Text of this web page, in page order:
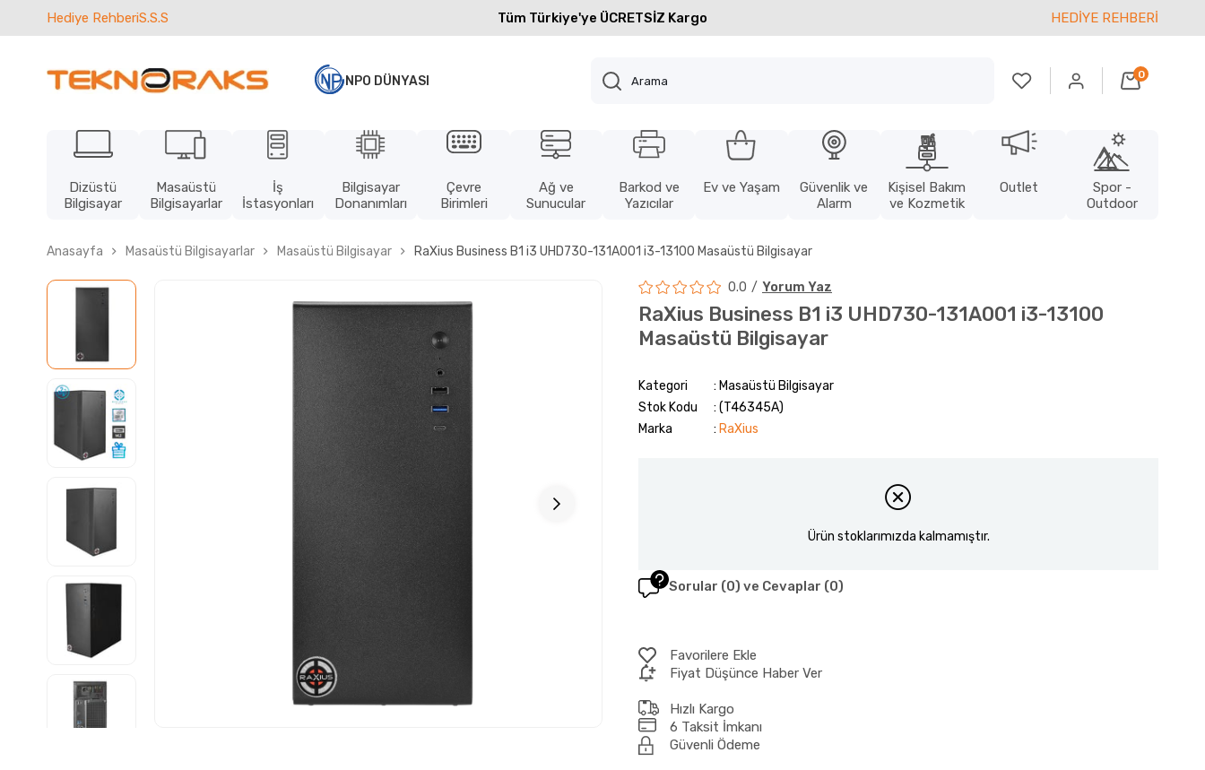
Hediye RehberiS.S.S Tüm Türkiye'ye ÜCRETSİZ Kargo HEDİYE REHBERİ
NPO DÜNYASI 0
Dizüstü
Bilgisayar
Masaüstü
Bilgisayarlar
İş
İstasyonları
Bilgisayar
Donanımları
Çevre
Birimleri
Ağ ve
Sunucular
Barkod ve
Yazıcılar
Ev ve Yaşam
Güvenlik ve
Alarm
Kişisel Bakım
ve Kozmetik
Outlet
Spor -
Outdoor
Anasayfa Masaüstü Bilgisayarlar Masaüstü Bilgisayar RaXius Business B1 i3 UHD730-131A001 i3-13100 Masaüstü Bilgisayar
0.0 Yorum Yaz
RaXius Business B1 i3 UHD730-131A001 i3-13100
Masaüstü Bilgisayar
Kategori
Masaüstü Bilgisayar
Stok Kodu
(T46345A)
Marka
: RaXius
Ürün stoklarımızda kalmamıştır.
Sorular (0) ve Cevaplar (0)
Favorilere Ekle
Fiyat Düşünce Haber Ver
Hızlı Kargo
6 Taksit İmkanı
Güvenli Ödeme